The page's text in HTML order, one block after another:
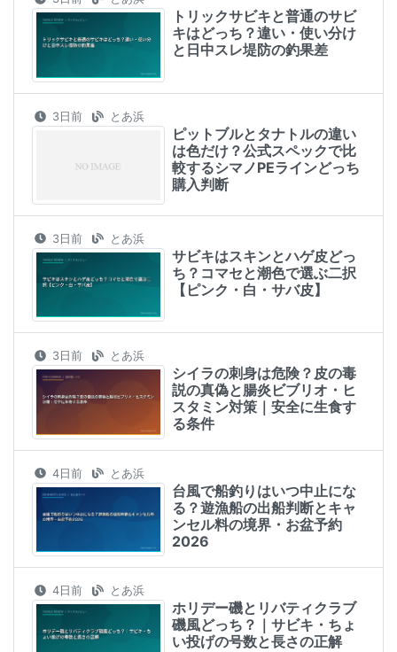
トリックサビキと普通のサビ
キはどっち？違い・使い分け
と日中スレ堤防の釣果差
3日前 とあ浜
ピットブルとタナトルの違い
は色だけ？公式スペックで比
較するシマノPEラインどっち
購入判断
3日前 とあ浜
サビキはスキンとハゲ皮どっ
ち？コマセと潮色で選ぶ二択
【ピンク・白・サバ皮】
3日前 とあ浜
シイラの刺身は危険？皮の毒
説の真偽と腸炎ビブリオ・ヒ
スタミン対策｜安全に生食す
る条件
4日前 とあ浜
台風で船釣りはいつ中止にな
る？遊漁船の出船判断とキャ
ンセル料の境界・お盆予約
2026
4日前 とあ浜
ホリデー磯とリバティクラブ
磯風どっち？｜サビキ・ちょ
い投げの号数と長さの正解